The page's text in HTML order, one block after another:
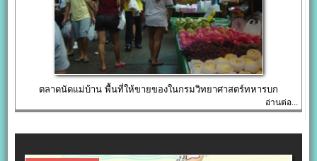
ตลาดนัดแม่บ้าน พื้นที่ให้ขายของในกรมวิทยาศาสตร์ทหารบก
อ่านต่อ...